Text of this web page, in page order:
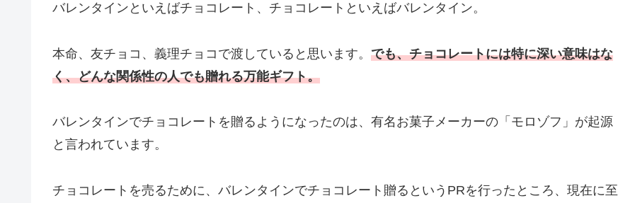
バレンタインといえばチョコレート、チョコレートといえばバレンタイン。
本命、友チョコ、義理チョコで渡していると思います。 でも、チョコレートには特に深い意味はな
く、どんな関係性の人でも贈れる万能ギフト。
バレンタインでチョコレートを贈るようになったのは、有名お菓子メーカーの「モロゾフ」が起源
と言われています。
チョコレートを売るために、バレンタインでチョコレート贈るというPRを行ったところ、現在に至